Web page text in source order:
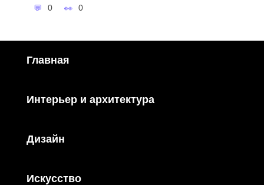
0 0
Главная
Интерьер и архитектура
Дизайн
Искусство